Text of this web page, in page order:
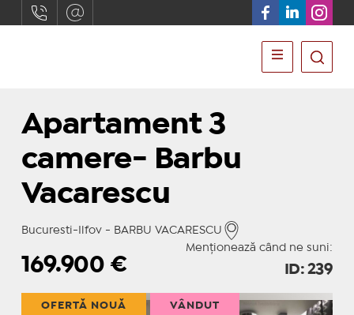
Apartament 3
camere- Barbu
Vacarescu
Bucuresti-Ilfov - BARBU VACARESCU
Menționează când ne suni:
169.900 € ID: 239
OFERTĂ NOUĂ VÂNDUT